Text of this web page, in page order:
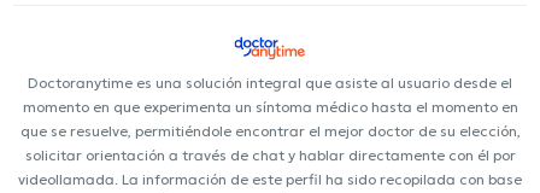
Doctoranytime es una solución integral que asiste al usuario desde el
momento en que experimenta un síntoma médico hasta el momento en
que se resuelve, permitiéndole encontrar el mejor doctor de su elección,
solicitar orientación a través de chat y hablar directamente con él por
videollamada. La información de este perfil ha sido recopilada con base